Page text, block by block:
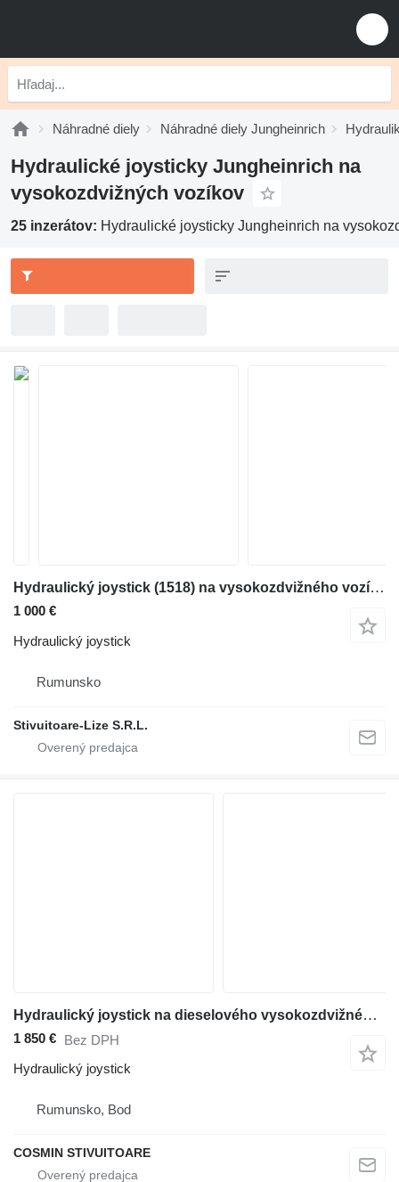
Náhradné diely Náhradné diely Jungheinrich
Hydraulické joysticky Jungheinrich na
vysokozdvižných vozíkov
25 inzerátov: Hydraulické joysticky Jungheinrich na
Hydraulický joystick (1518) na vysokozdvižného vozíka Jungheinrich
1 000 €
Hydraulický joystick
Rumunsko
Stivuitoare-Lize S.R.L.
Hydraulický joystick na dieselového vysokozdvižného vozíka Jungheinrich
1 850 € Bez DPH
Hydraulický joystick
Rumunsko, Bod
COSMIN STIVUITOARE